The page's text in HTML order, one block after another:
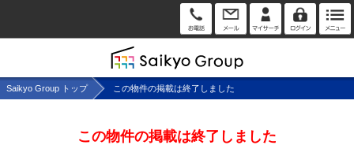
Saikyo Group トップ この物件の掲載は終了しました
この物件の掲載は終了しました